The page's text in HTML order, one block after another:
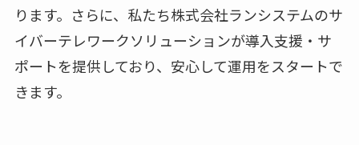
ります。さらに、私たち株式会社ランシステムのサ
イバーテレワークソリューションが導入支援・サ
ポートを提供しており、安心して運用をスタートで
きます。